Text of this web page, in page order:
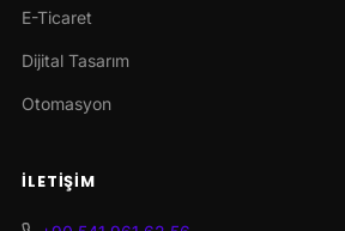
E-Ticaret
Dijital Tasarım
Otomasyon
İLETIŞIM